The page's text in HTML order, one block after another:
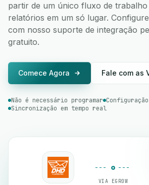
partir de um único fluxo de trabalho
relatórios em um só lugar.
com nosso suporte de integração
gratuito.
Comece Agora Fale com as
Não é necessário programar
Sincronização em tempo real
VIA EGROW